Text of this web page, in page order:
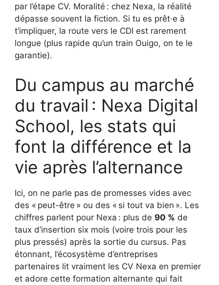
par l’étape CV. Moralité : chez Nexa, la réalité
dépasse souvent la fiction. Si tu es prêt·e à
t’impliquer, la route vers le CDI est rarement
longue (plus rapide qu’un train Ouigo, on te le
garantie).
Du campus au marché
du travail : Nexa Digital
School, les stats qui
font la différence et la
vie après l’alternance
Ici, on ne parle pas de promesses vides avec
des « peut-être » ou des « si tout va bien ». Les
chiffres parlent pour Nexa : plus de 90 % de
taux d’insertion six mois (voire trois pour les
plus pressés) après la sortie du cursus. Pas
étonnant, l’écosystème d’entreprises
partenaires lit vraiment les CV Nexa en premier
et adore cette formation alternante qui fait